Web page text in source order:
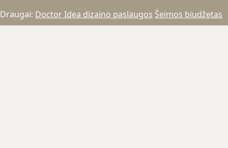
Draugai: Doctor Idea dizaino paslaugos Šeimos biudžetas